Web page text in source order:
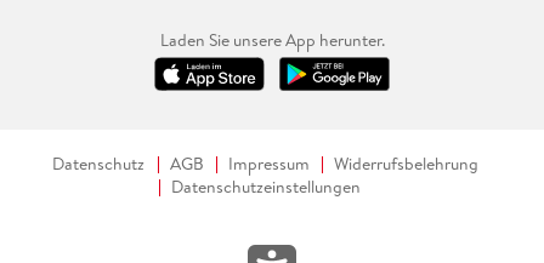
Laden Sie unsere App herunter.
Datenschutz AGB Impressum
Widerrufsbelehrung
Datenschutzeinstellungen